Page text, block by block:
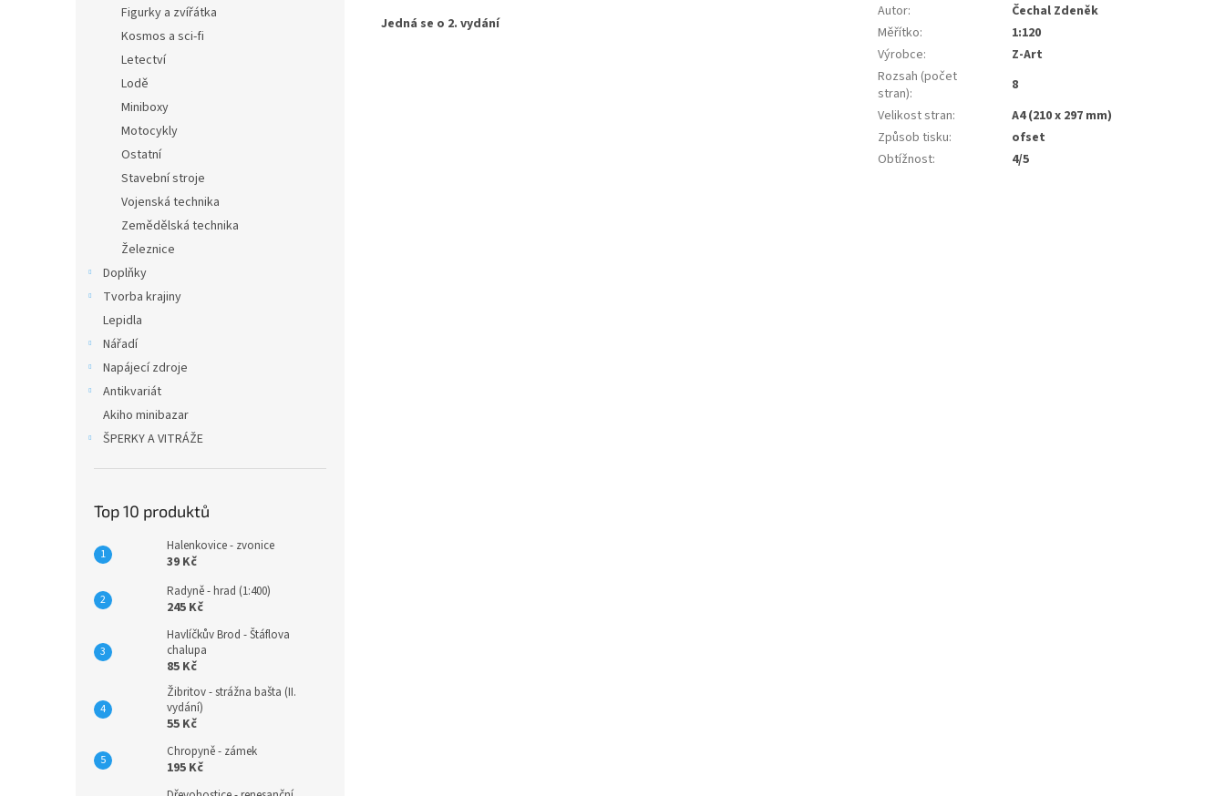
Figurky a zvířátka
Kosmos a sci-fi
Letectví
Lodě
Miniboxy
Motocykly
Ostatní
Stavební stroje
Vojenská technika
Zemědělská technika
Železnice
Doplňky
Tvorba krajiny
Lepidla
Nářadí
Napájecí zdroje
Antikvariát
Akiho minibazar
ŠPERKY A VITRÁŽE
Top 10 produktů
Halenkovice - zvonice
39 Kč
Radyně - hrad (1:400)
245 Kč
Havlíčkův Brod - Štáflova
chalupa
85 Kč
Žibritov - strážna bašta (II.
vydání)
55 Kč
Chropyně - zámek
195 Kč
Jedná se o 2. vydání
Autor:
Čechal Zdeněk
Měřítko:
1:120
Výrobce:
Z-Art
Rozsah (počet
stran):
8
Velikost stran:
A4 (210 x 297 mm)
Způsob tisku:
ofset
Obtížnost: 4/5